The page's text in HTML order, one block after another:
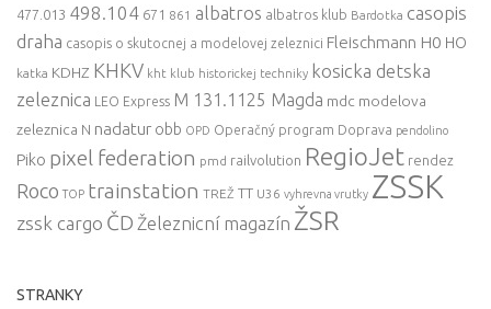
477.013 498.104 671 861 albatros albatros klub Bardotka casopis
draha casopis o skutocnej a modelovej zeleznici Fleischmann H0 HO
katka KDHZ KHKV kht klub historickej techniky kosicka detska
zeleznica LEO Express M 131.1125 Magda mdc modelova
zeleznica N nadatur obb OPD Operačný program Doprava pendolino
Piko pixel federation pmd railvolution RegioJet rendez
Roco TOP trainstation TREŽ TT U36 vyhrevna vrutky ZSSK
zssk cargo ČD Železnicní magazín ŽSR
STRANKY